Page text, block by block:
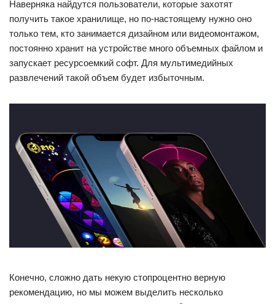
Наверняка найдутся пользователи, которые захотят
получить такое хранилище, но по-настоящему нужно оно
только тем, кто занимается дизайном или видеомонтажом,
постоянно хранит на устройстве много объемных файлом и
запускает ресурсоемкий софт. Для мультимедийных
развлечений такой объем будет избыточным.
Конечно, сложно дать некую стопроцентно верную
рекомендацию, но мы можем выделить несколько